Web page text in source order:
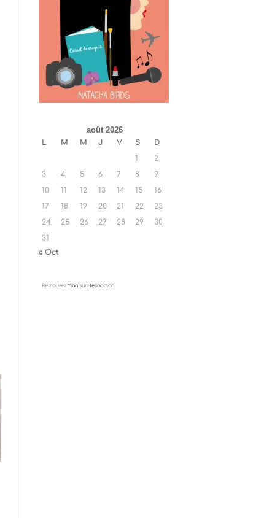
août 2026
L M M J V S
D
1
2
3
4 5 6 7 8
9
10
11 12 13 14 15
16
17
18 19 20 21 22
23
24
25 26 27 28 29
30
31
« Oct
Retrouvez Ylansur Hellocoton